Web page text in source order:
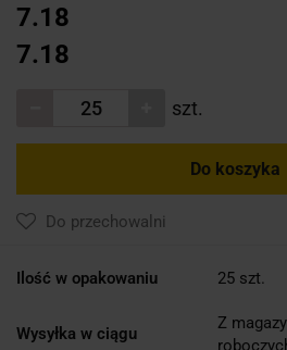
7.18
7.18
szt.
Do koszyka
Do przechowalni
Ilość w opakowaniu 25 szt.
Wysyłka w ciągu
Z